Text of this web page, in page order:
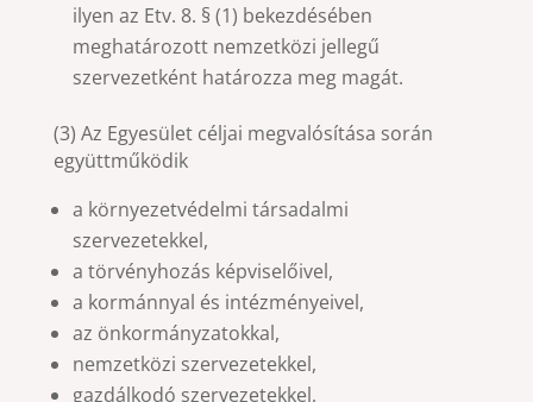
ilyen az Etv. 8. § (1) bekezdésében
meghatározott nemzetközi jellegű
szervezetként határozza meg magát.
(3) Az Egyesület céljai megvalósítása során
együttműködik
a környezetvédelmi társadalmi
szervezetekkel,
a törvényhozás képviselőivel,
a kormánnyal és intézményeivel,
az önkormányzatokkal,
nemzetközi szervezetekkel,
gazdálkodó szervezetekkel,